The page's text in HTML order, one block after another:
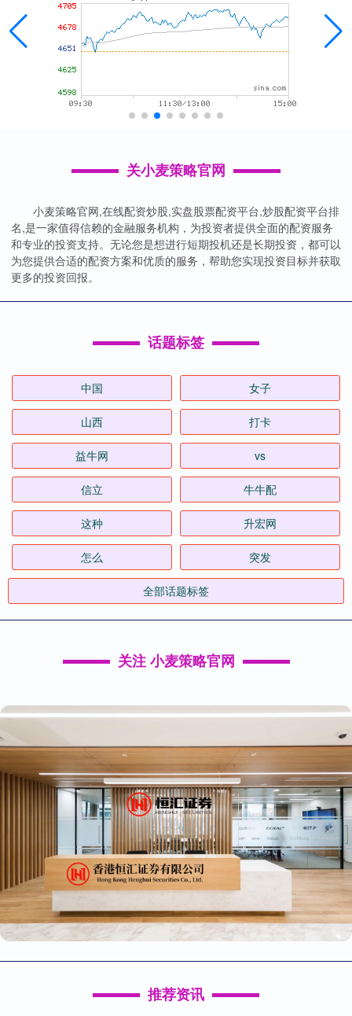
关小麦策略官网
小麦策略官网,在线配资炒股,实盘股票配资平台,炒股配资平台排
名,是一家值得信赖的金融服务机构，为投资者提供全面的配资服务
和专业的投资支持。无论您是想进行短期投机还是长期投资，都可以
为您提供合适的配资方案和优质的服务，帮助您实现投资目标并获取
更多的投资回报。
话题标签
中国 女子
山西 打卡
益牛网 vs
信立 牛牛配
这种 升宏网
怎么 突发
全部话题标签
关注 小麦策略官网
推荐资讯